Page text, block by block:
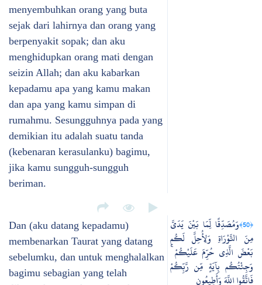
menyembuhkan orang yang buta
sejak dari lahirnya dan orang yang
berpenyakit sopak; dan aku
menghidupkan orang mati dengan
seizin Allah; dan aku kabarkan
kepadamu apa yang kamu makan
dan apa yang kamu simpan di
rumahmu. Sesungguhnya pada yang
demikian itu adalah suatu tanda
(kebenaran kerasulanku) bagimu,
jika kamu sungguh-sungguh
beriman.
Dan (aku datang kepadamu)
membenarkan Taurat yang datang
sebelumku, dan untuk menghalalkan
bagimu sebagian yang telah
﴿50﴾
وَمُصَدِّقًا لِّمَا بَيْنَ يَدَيَّ
مِنَ التَّوْرَاةِ وَلِأُحِلَّ لَكُم
بَعْضَ الَّذِي حُرِّمَ عَلَيْكُمْ ۚ
وَجِئْتُكُم بِآيَةٍ مِّن رَّبِّكُمْ
فَاتَّقُوا اللَّهَ وَأَطِيعُونِ